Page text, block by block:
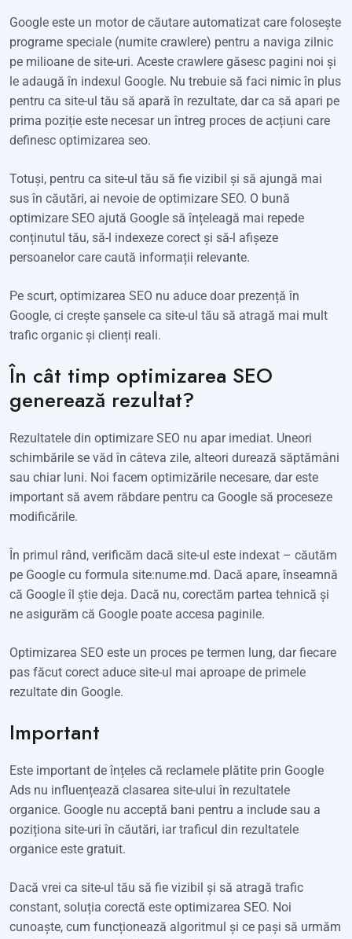
Google este un motor de căutare automatizat care folosește
programe speciale (numite crawlere) pentru a naviga zilnic
pe milioane de site-uri. Aceste crawlere găsesc pagini noi și
le adaugă în indexul Google. Nu trebuie să faci nimic în plus
pentru ca site-ul tău să apară în rezultate, dar ca să apari pe
prima poziție este necesar un întreg proces de acțiuni care
definesc optimizarea seo.
Totuși, pentru ca site-ul tău să fie vizibil și să ajungă mai
sus în căutări, ai nevoie de optimizare SEO. O bună
optimizare SEO ajută Google să înțeleagă mai repede
conținutul tău, să-l indexeze corect și să-l afișeze
persoanelor care caută informații relevante.
Pe scurt, optimizarea SEO nu aduce doar prezență în
Google, ci crește șansele ca site-ul tău să atragă mai mult
trafic organic și clienți reali.
În cât timp optimizarea SEO
generează rezultat?
Rezultatele din optimizare SEO nu apar imediat. Uneori
schimbările se văd în câteva zile, alteori durează săptămâni
sau chiar luni. Noi facem optimizările necesare, dar este
important să avem răbdare pentru ca Google să proceseze
modificările.
În primul rând, verificăm dacă site-ul este indexat – căutăm
pe Google cu formula site:nume.md. Dacă apare, înseamnă
că Google îl știe deja. Dacă nu, corectăm partea tehnică și
ne asigurăm că Google poate accesa paginile.
Optimizarea SEO este un proces pe termen lung, dar fiecare
pas făcut corect aduce site-ul mai aproape de primele
rezultate din Google.
Important
Este important de înțeles că reclamele plătite prin Google
Ads nu influențează clasarea site-ului în rezultatele
organice. Google nu acceptă bani pentru a include sau a
poziționa site-uri în căutări, iar traficul din rezultatele
organice este gratuit.
Dacă vrei ca site-ul tău să fie vizibil și să atragă trafic
constant, soluția corectă este optimizarea SEO. Noi
cunoaște, cum funcționează algoritmul și ce pași să urmăm